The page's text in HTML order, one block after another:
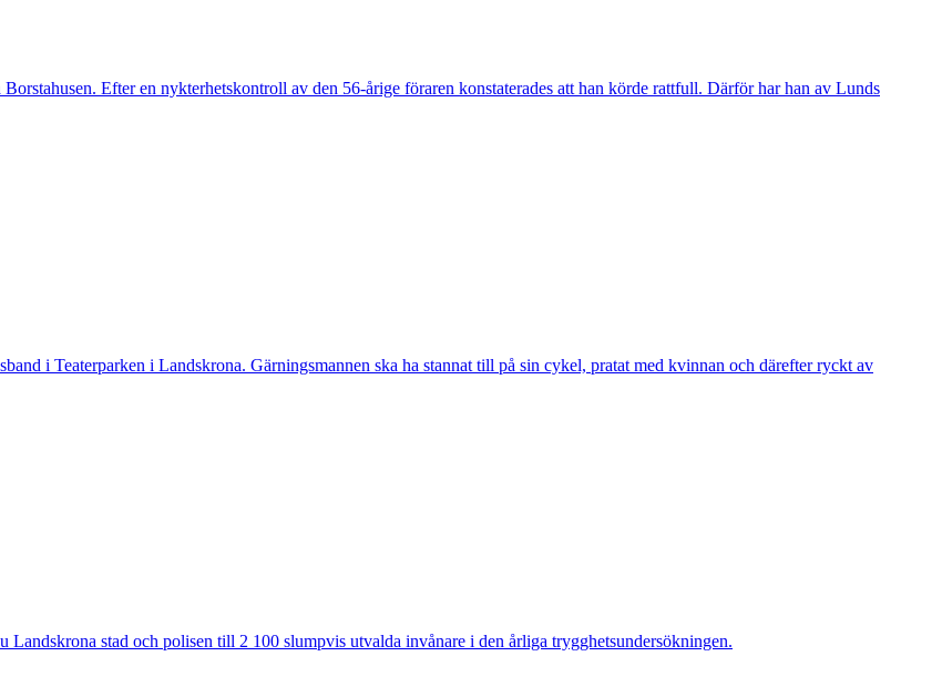
Efter en nykterhetskontroll av den 56-årige föraren konstaterades att han körde rattfull. Därför har han av Lunds
i Teaterparken i Landskrona. Gärningsmannen ska ha stannat till på sin cykel, pratat med kvinnan och därefter ryckt av
stad och polisen till 2 100 slumpvis utvalda invånare i den årliga trygghetsundersökningen.